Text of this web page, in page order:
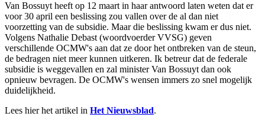
Van Bossuyt heeft op 12 maart in haar antwoord laten weten dat er
voor 30 april een beslissing zou vallen over de al dan niet
voorzetting van de subsidie. Maar die beslissing kwam er dus niet.
Volgens Nathalie Debast (woordvoerder VVSG) geven
verschillende OCMW's aan dat ze door het ontbreken van de steun,
de bedragen niet meer kunnen uitkeren. Ik betreur dat de federale
subsidie is weggevallen en zal minister Van Bossuyt dan ook
opnieuw bevragen. De OCMW's wensen immers zo snel mogelijk
duidelijkheid.
Lees hier het artikel in Het Nieuwsblad.